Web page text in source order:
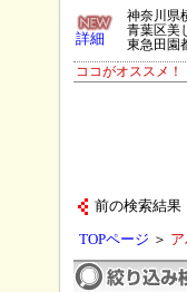
詳細
神奈川県
青葉区美
東急田園
ココがオススメ
前の検索結果
TOPページ ＞